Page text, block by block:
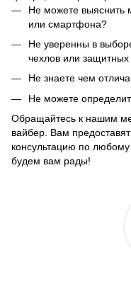
Не можете выяснить
или смартфона?
Не уверенны в
чехлов или защитных
Не знаете чем
Не можете
Обращайтесь к нашим
вайбер. Вам
консультацию по
будем вам рады!